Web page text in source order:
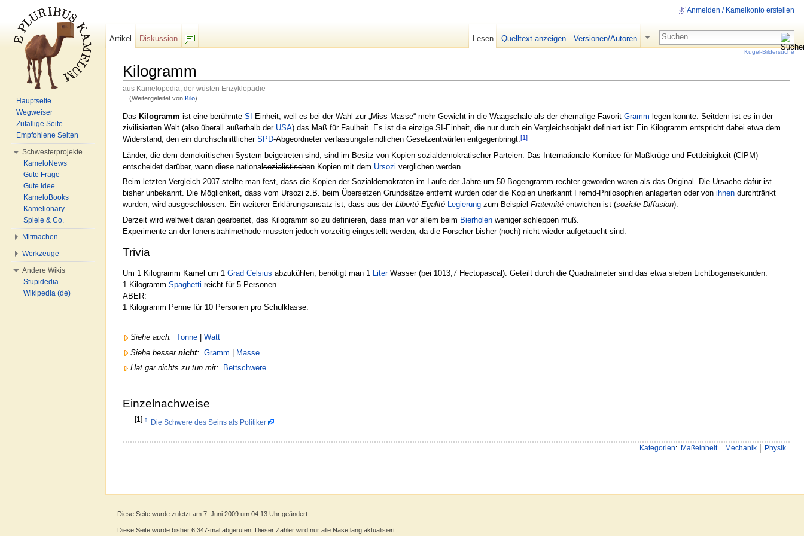
Kilogramm
aus Kamelopedia, der wüsten Enzyklopädie
(Weitergeleitet von Kilo)
Das Kilogramm ist eine berühmte SI-Einheit, weil es bei der Wahl zur „Miss Masse“ mehr Gewicht in die Waagschale als der ehemalige Favorit Gramm legen konnte. Seitdem ist es in der
zivilisierten Welt (also überall außerhalb der USA) das Maß für Faulheit. Es ist die einzige SI-Einheit, die nur durch ein Vergleichsobjekt definiert ist: Ein Kilogramm entspricht dabei etwa dem
Widerstand, den ein durchschnittlicher SPD-Abgeordneter verfassungsfeindlichen Gesetzentwürfen entgegenbringt. [1]
Länder, die dem demokritischen System beigetreten sind, sind im Besitz von Kopien sozialdemokratischer Parteien. Das Internationale Komitee für Maßkrüge und Fettleibigkeit (CIPM)
entscheidet darüber, wann diese national sozialistischen Kopien mit dem Ursozi verglichen werden.
Beim letzten Vergleich 2007 stellte man fest, dass die Kopien der Sozialdemokraten im Laufe der Jahre um 50 Bogengramm rechter geworden waren als das Original. Die Ursache dafür ist
bisher unbekannt. Die Möglichkeit, dass vom Ursozi z.B. beim Übersetzen Grundsätze entfernt wurden oder die Kopien unerkannt Fremd-Philosophien anlagerten oder von ihnen durchtränkt
wurden, wird ausgeschlossen. Ein weiterer Erklärungsansatz ist, dass aus der Liberté-Egalité-Legierung zum Beispiel Fraternité entwichen ist (soziale Diffusion).
Derzeit wird weltweit daran gearbeitet, das Kilogramm so zu definieren, dass man vor allem beim Bierholen weniger schleppen muß.
Experimente an der Ionenstrahlmethode mussten jedoch vorzeitig eingestellt werden, da die Forscher bisher (noch) nicht wieder aufgetaucht sind.
Trivia
Um 1 Kilogramm Kamel um 1 Grad Celsius abzukühlen, benötigt man 1 LiterWasser (bei 1013,7 Hectopascal). Geteilt durch die Quadratmeter sind das etwa sieben Lichtbogensekunden.
1 Kilogramm Spaghetti reicht für 5 Personen.
ABER:
1 Kilogramm Penne für 10 Personen pro Schulklasse.
Siehe auch: Tonne
Watt
Siehe besser nicht: Gramm | Masse
Hat gar nichts zu tun mit:
Bettschwere
Einzelnachweise
[1] ↑ Die Schwere des Seins als Politiker
Kategorien: Maßeinheit Mechanik Physik
Anmelden / Kamelkonto erstellen
Artikel
Diskussion
Lesen Quelltext anzeigen Versionen/Autoren
Kugel-Bildersuche
Hauptseite
Wegweiser
Zufällige Seite
Empfohlene Seiten
Schwesterprojekte
KameloNews
Gute Frage
Gute Idee
KameloBooks
Kamelionary
Spiele & Co.
Mitmachen
Werkzeuge
Andere Wikis
Stupidedia
Wikipedia (de)
Diese Seite wurde zuletzt am 7. Juni 2009 um 04:13 Uhr geändert.
Diese Seite wurde bisher 6.347-mal abgerufen. Dieser Zähler wird nur alle Nase lang aktualisiert.